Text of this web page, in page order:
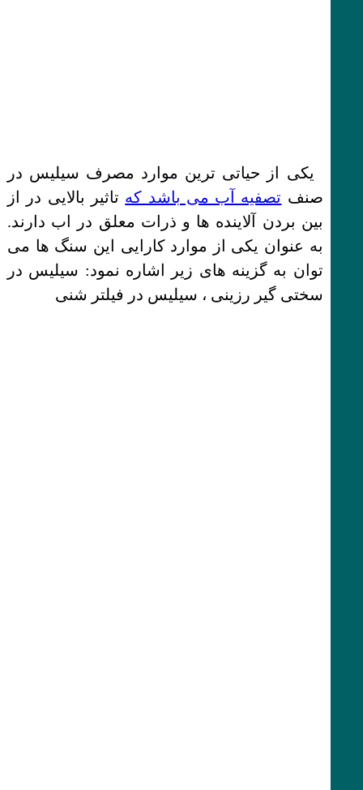
یکی از حیاتی ترین موارد مصرف سیلیس در
صنف تصفیه آب می باشد که تاثیر بالایی در از
بین بردن آلاینده ها و ذرات معلق در اب دارند.
به عنوان یکی از موارد کارایی این سنگ ها می
توان به گزینه های زیر اشاره نمود: سیلیس در
سختی گیر رزینی ، سیلیس در فیلتر شنی